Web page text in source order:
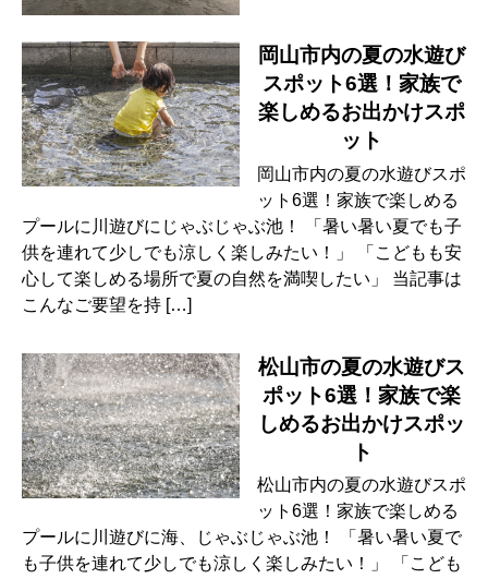
岡山市内の夏の水遊び
スポット6選！家族で
楽しめるお出かけスポ
ット
岡山市内の夏の水遊びスポ
ット6選！家族で楽しめる
プールに川遊びにじゃぶじゃぶ池！ 「暑い暑い夏でも子
供を連れて少しでも涼しく楽しみたい！」 「こどもも安
心して楽しめる場所で夏の自然を満喫したい」 当記事は
こんなご要望を持 […]
松山市の夏の水遊びス
ポット6選！家族で楽
しめるお出かけスポッ
ト
松山市内の夏の水遊びスポ
ット6選！家族で楽しめる
プールに川遊びに海、じゃぶじゃぶ池！ 「暑い暑い夏で
も子供を連れて少しでも涼しく楽しみたい！」 「こども